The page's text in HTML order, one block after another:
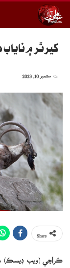
کيرٿر ۾ ناياب
ڪراچي (ويب ڊيسڪ)